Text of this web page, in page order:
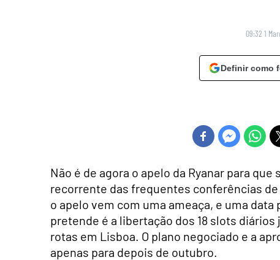
09:32 1
Definir como
Não é de agora o apelo da Ryanar para
recorrente das frequentes conferências
o apelo vem com uma ameaça, e uma data
pretende é a libertação dos 18 slots
rotas em Lisboa. O plano negociado e a
apenas para depois de outubro.